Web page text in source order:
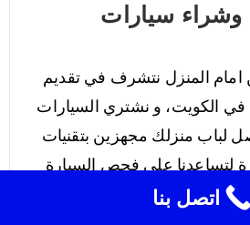
بيع وشراء سيارات
المنزل نتشرف في تقديم
في الكويت، و نشتري السيارات
لباب منزلك مجهزين بتقنيات
لتساعدنا على فحص السيارة
الشراء حيث نقوم بفصحها بدقة
اتصل بنا